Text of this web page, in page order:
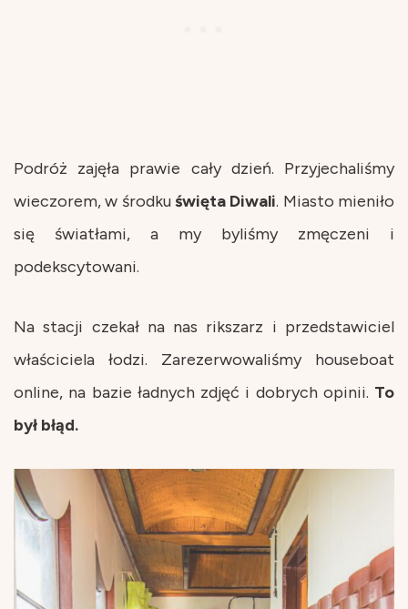
Podróż zajęła prawie cały dzień. Przyjechaliśmy
wieczorem, w środkuświęta Diwali. Miasto mieniło
się światłami, a my byliśmy zmęczeni i
podekscytowani.
Na stacji czekał na nas rikszarz i przedstawiciel
właściciela łodzi. Zarezerwowaliśmy houseboat
online, na bazie ładnych zdjęć i dobrych opinii. To
był błąd.